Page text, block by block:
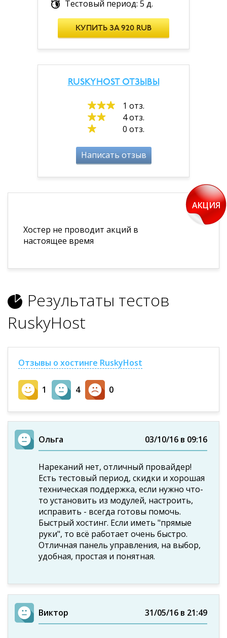
Тестовый период: 5 д.
КУПИТЬ ЗА 920 RUB
RUSKYHOST ОТЗЫВЫ
1 отз.
4 отз.
0 отз.
Написать отзыв
АКЦИЯ
Хостер не проводит акций в
настоящее время
Результаты тестов
RuskyHost
Отзывы о хостинге RuskyHost
1 4 0
Ольга 03/10/16 в 09:16
Нареканий нет, отличный провайдер!
Есть тестовый период, скидки и хорошая
техническая поддержка, если нужно что-
то установить из модулей, настроить,
исправить - всегда готовы помочь.
Быстрый хостинг. Если иметь "прямые
руки", то всё работает очень быстро.
Отличная панель управления, на выбор,
удобная, простая и понятная.
Виктор 31/05/16 в 21:49